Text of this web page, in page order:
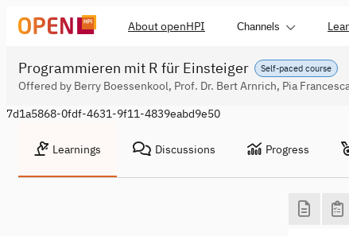
About openHPI Channels
Self-paced course
Programmieren mit R für Einsteiger
Offered by Berry Boessenkool, Prof. Dr. Bert Arnrich, Pia
7d1a5868-0fdf-4631-9f11-4839eabd9e50
Learnings Discussions Progress